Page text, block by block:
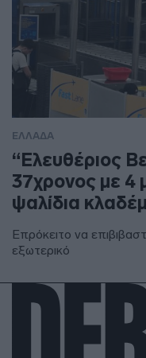
ΕΛΛΑΔΑ
“Ελευθέριος
37χρονος με 4
ψαλίδια
Επρόκειτο να
εξωτερικό